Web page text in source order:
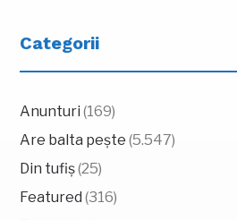
Categorii
Anunturi (169)
Are balta pește (5.547)
Din tufiș(25)
Featured (316)